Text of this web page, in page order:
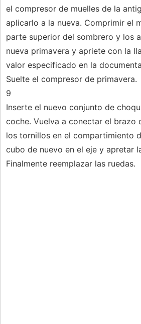
el compresor de muelles de la
aplicarlo a la nueva. Comprimir el
parte superior del sombrero y los
nueva primavera y apriete con la
valor especificado en la
Suelte el compresor de primavera.
9
Inserte el nuevo conjunto de
coche. Vuelva a conectar el
los tornillos en el compartimiento
cubo de nuevo en el eje y apretar
Finalmente reemplazar las ruedas.